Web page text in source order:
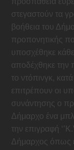
στεγαστούν τα
βοήθεια του
προπονητικής
υποσχέθηκε
αποδέχθηκε την
το ντόπινγκ,
επιτρέπουν οι
συνάντησης ο
Δήμαρχο ένα
την επιγραφή ‘’ K .
Δήμαρχος όπως